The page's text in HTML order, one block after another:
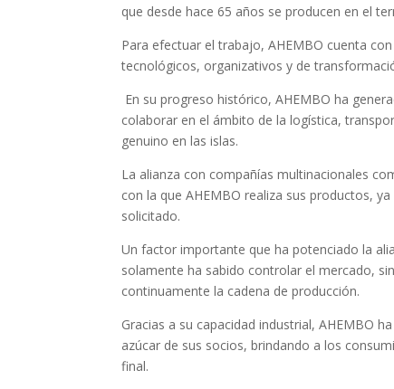
que desde hace 65 años se producen en el
Para efectuar el trabajo, AHEMBO cuenta
tecnológicos, organizativos y de
En su progreso histórico, AHEMBO ha
colaborar en el ámbito de la logística,
genuino en las islas.
La alianza con compañías multinacionales
con la que AHEMBO realiza sus productos,
solicitado.
Un factor importante que ha potenciado la
solamente ha sabido controlar el mercado,
continuamente la cadena de producción.
Gracias a su capacidad industrial, AHEMBO
azúcar de sus socios, brindando a los
final.